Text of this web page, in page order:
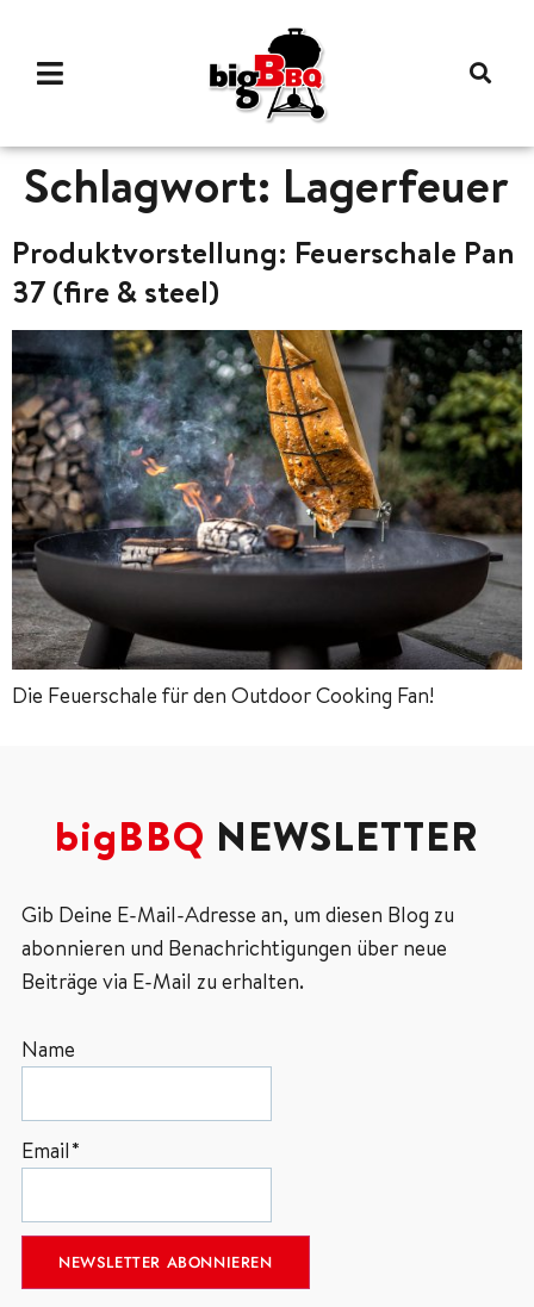
Schlagwort: Lagerfeuer
Produktvorstellung: Feuerschale Pan
37 (fire & steel)
Die Feuerschale für den Outdoor Cooking Fan!
bigBBQ NEWSLETTER
Gib Deine E-Mail-Adresse an, um diesen Blog zu
abonnieren und Benachrichtigungen über neue
Beiträge via E-Mail zu erhalten.
Name
Email*